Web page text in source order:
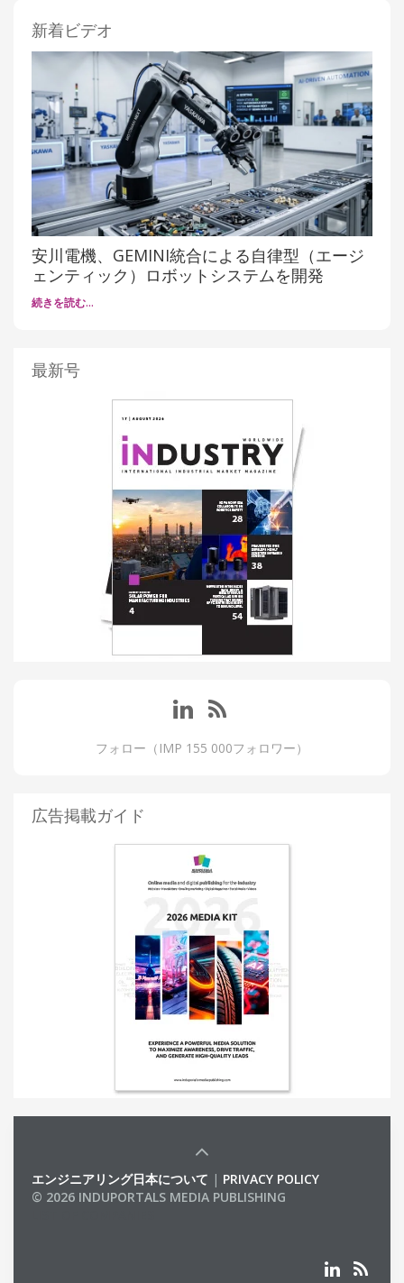
新着ビデオ
安川電機、GEMINI統合による自律型（エージ
ェンティック）ロボットシステムを開発
続きを読む…
最新号
フォロー（IMP 155 000フォロワー）
広告掲載ガイド
エンジニアリング日本について | PRIVACY POLICY
© 2026 INDUPORTALS MEDIA PUBLISHING